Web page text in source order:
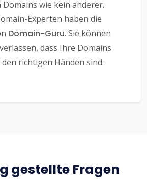
wie kein anderer.
Experten haben die
Domain-Guru. Sie können
dass Ihre Domains
richtigen Händen sind.
gestellte Fragen